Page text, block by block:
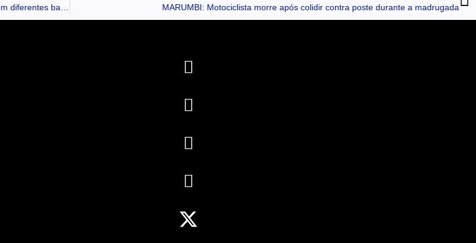
MARUMBI: Motociclista morre após colidir contra poste durante a madrugada